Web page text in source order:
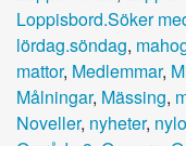
Loppisbord.Söker
lördag.söndag,
mattor, Medlemmar,
Målningar, Mässing,
Noveller, nyheter,